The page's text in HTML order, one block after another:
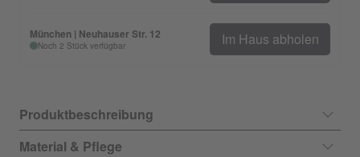
München | Neuhauser Str. 12
Noch 2 Stück verfügbar Im Haus abholen
Produktbeschreibung
Material & Pflege